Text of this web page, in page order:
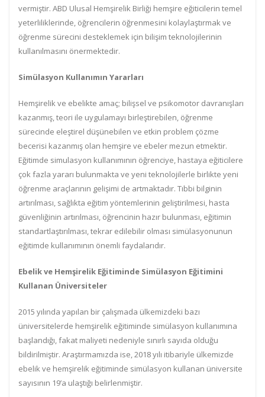
vermiştir. ABD Ulusal Hemşirelik Birliği hemşire eğiticilerin temel
yeterliliklerinde, öğrencilerin öğrenmesini kolaylaştırmak ve
öğrenme sürecini desteklemek için bilişim teknolojilerinin
kullanılmasını önermektedir.
Simülasyon Kullanımın Yararları
Hemşirelik ve ebelikte amaç; bilişsel ve psikomotor davranışları
kazanmış, teori ile uygulamayı birleştirebilen, öğrenme
sürecinde eleştirel düşünebilen ve etkin problem çözme
becerisi kazanmış olan hemşire ve ebeler mezun etmektir.
Eğitimde simulasyon kullanımının öğrenciye, hastaya eğiticilere
çok fazla yararı bulunmakta ve yeni teknolojilerle birlikte yeni
öğrenme araçlarının gelişimi de artmaktadır. Tıbbi bilginin
artırılması, sağlıkta eğitim yöntemlerinin geliştirilmesi, hasta
güvenliğinin artırılması, öğrencinin hazır bulunması, eğitimin
standartlaştırılması, tekrar edilebilir olması simülasyonunun
eğitimde kullanımının önemli faydalarıdır.
Ebelik ve Hemşirelik Eğitiminde Simülasyon Eğitimini
Kullanan Üniversiteler
2015 yılında yapılan bir çalışmada ülkemizdeki bazı
üniversitelerde hemşirelik eğitiminde simülasyon kullanımına
başlandığı, fakat maliyeti nedeniyle sınırlı sayıda olduğu
bildirilmiştir. Araştırmamızda ise, 2018 yılı itibariyle ülkemizde
ebelik ve hemşirelik eğitiminde simülasyon kullanan üniversite
sayısının 19’a ulaştığı belirlenmiştir.